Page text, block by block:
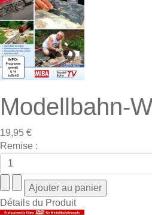
Modellbahn-
19,95 €
Remise :
Détails du Produit